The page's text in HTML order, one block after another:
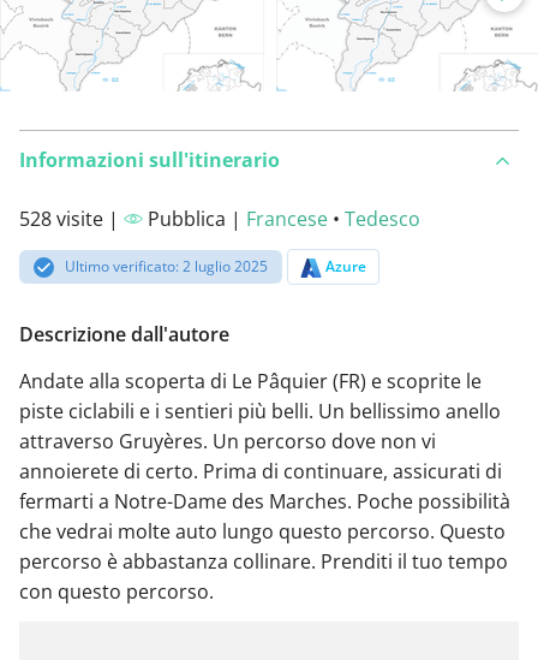
Informazioni sull'itinerario
528 visite | Pubblica | Francese • Tedesco
Ultimo verificato: 2 luglio 2025 Azure
Descrizione dall'autore
Andate alla scoperta di Le Pâquier (FR) e scoprite le
piste ciclabili e i sentieri più belli. Un bellissimo anello
attraverso Gruyères. Un percorso dove non vi
annoierete di certo. Prima di continuare, assicurati di
fermarti a Notre-Dame des Marches. Poche possibilità
che vedrai molte auto lungo questo percorso. Questo
percorso è abbastanza collinare. Prenditi il tuo tempo
con questo percorso.